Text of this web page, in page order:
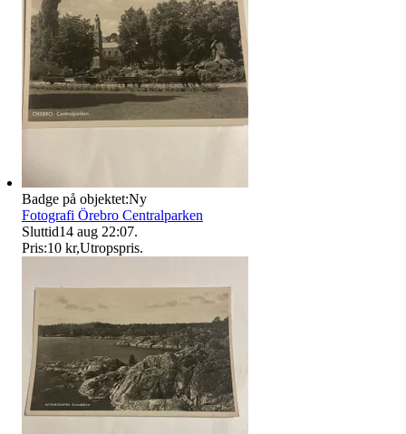
Badge på objektet:Ny
Fotografi Örebro Centralparken
Sluttid14 aug 22:07.
Pris:10 kr,Utropspris.